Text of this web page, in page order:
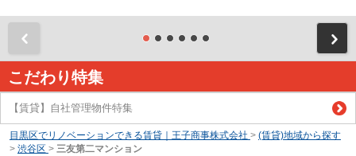
こだわり特集
【賃貸】自社管理物件特集
目黒区でリノベーションできる賃貸｜王子商事株式会社 > (賃貸)地域から探す
> 渋谷区 > 三友第二マンション